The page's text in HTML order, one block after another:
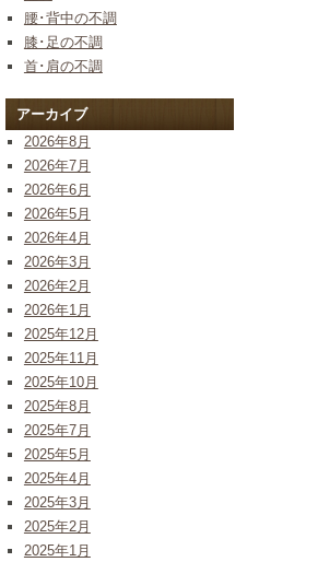
腰･背中の不調
膝･足の不調
首･肩の不調
アーカイブ
2026年8月
2026年7月
2026年6月
2026年5月
2026年4月
2026年3月
2026年2月
2026年1月
2025年12月
2025年11月
2025年10月
2025年8月
2025年7月
2025年5月
2025年4月
2025年3月
2025年2月
2025年1月